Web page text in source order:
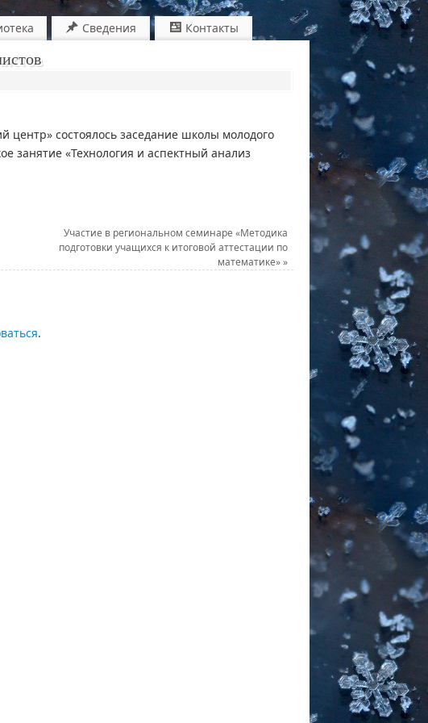
Сведения Контакты
состоялось заседание школы молодого
занятие «Технология и аспектный анализ
Участие в региональном семинаре «Методика
подготовки учащихся к итоговой аттестации по
математике»»
.